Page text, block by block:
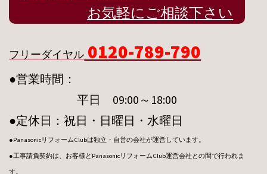
お気軽にご相談下さい
フリーダイヤル 0120-789-790
●営業時間：
平日 09:00～18:00
●定休日：祝日・日曜日・水曜日
●PanasonicリフォームClubは独立・自営の会社が運営しています。
●工事請負契約は、お客様とPanasonicリフォームClub運営会社との間で行われま
す。